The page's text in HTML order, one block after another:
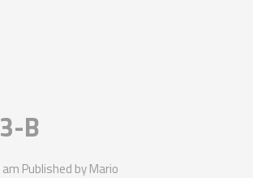
B
Published byMario